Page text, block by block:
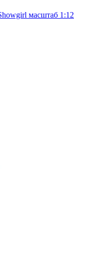
масштаб 1:12